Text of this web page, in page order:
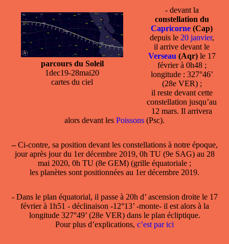
parcours du Soleil
1dec19-28mai20
cartes du ciel
- devant la
constellation du
Capricorne (Cap)
depuis le 20 janvier,
il arrive devant le
Verseau (Aqr) le 17
février à 0h48 ;
longitude : 327°46’
(28e VER) ;
il reste devant cette
constellation jusqu’au
12 mars. Il arrivera
alors devant les Poissons (Psc).
–Ci-contre, sa position devant les constellations à notre époque,
jour après jour du 1er décembre 2019, 0h TU (9e SAG) au 28
mai 2020, 0h TU (8e GEM) (grille équatoriale ;
les planètes sont positionnées au 1er décembre 2019.
- Dans le plan équatorial, il passe à 20h d’ ascension droite le 17
février à 1h51 - déclinaison -12°13’ -monte- il est alors à la
longitude 327°49’ (28e VER) dans le plan écliptique.
Pour plus d’explications, c’est par ici